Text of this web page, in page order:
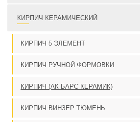
КИРПИЧ КЕРАМИЧЕСКИЙ
КИРПИЧ 5 ЭЛЕМЕНТ
КИРПИЧ РУЧНОЙ ФОРМОВКИ
КИРПИЧ (АК БАРС КЕРАМИК)
КИРПИЧ ВИНЗЕР ТЮМЕНЬ